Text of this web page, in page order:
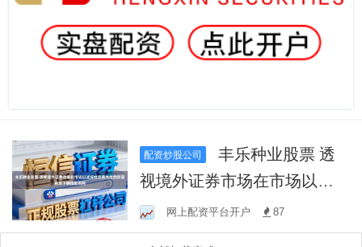
配资炒股公司
丰乐种业股票 透
视境外证券市场在市场以试
探性交易为主的阶段背景下
腾信配资网
网上配资平台开户 87